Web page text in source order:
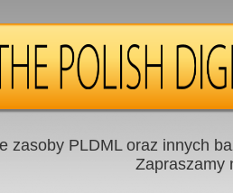
zasoby PLDML oraz innych
Zapraszamy